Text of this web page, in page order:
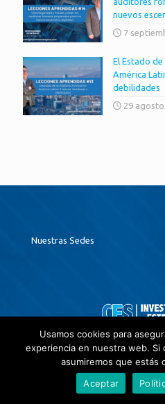
nuevos
7
El Estado
América
debilidades
29
Nuestras Sedes
contactenos@
PBX: (+57
Usamos cookies para
experiencia en nuestra web.
asumiremos que estás
Aceptar